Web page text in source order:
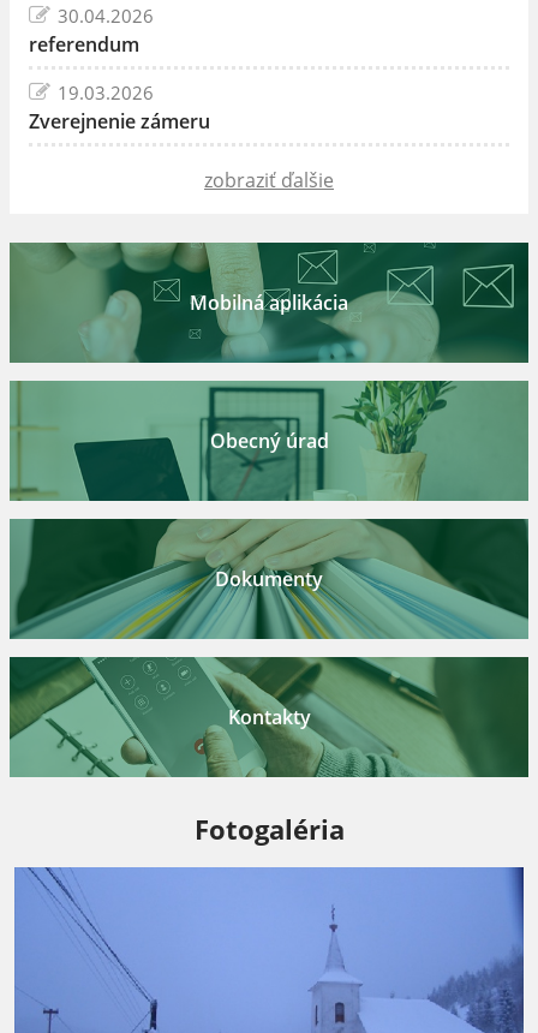
30.04.2026
referendum
19.03.2026
Zverejnenie zámeru
zobraziť ďalšie
Mobilná aplikácia
Obecný úrad
Dokumenty
Kontakty
Fotogaléria